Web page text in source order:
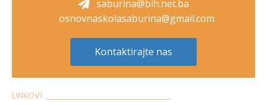
saburina@bih.net.ba
osnovnaskolasaburina@gmail.com
Kontaktirajte nas
LINKOVI __________________________________________